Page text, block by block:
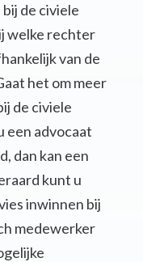
de civiele
welke rechter
van de
het om meer
de civiele
een advocaat
dan kan een
kunt u
inwinnen bij
medewerker